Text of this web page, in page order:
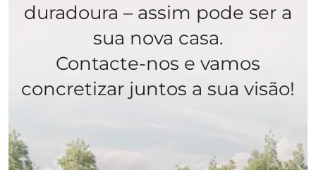
duradoura – assim pode ser a
sua nova casa.
Contacte-nos e vamos
concretizar juntos a sua visão!